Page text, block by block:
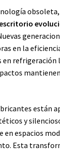
obsoleta,
en la
en refrigeración
mantienen
están
y
espacios
Esta